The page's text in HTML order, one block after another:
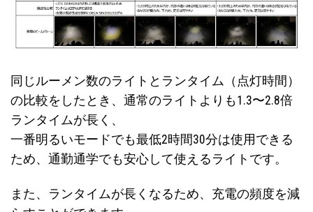
同じルーメン数のライトとランタイム（点灯時間）
の比較をしたとき、通常のライトよりも1.3〜2.8倍
ランタイムが長く、
一番明るいモードでも最低2時間30分は使用できる
ため、通勤通学でも安心して使えるライトです。
また、ランタイムが長くなるため、充電の頻度を減